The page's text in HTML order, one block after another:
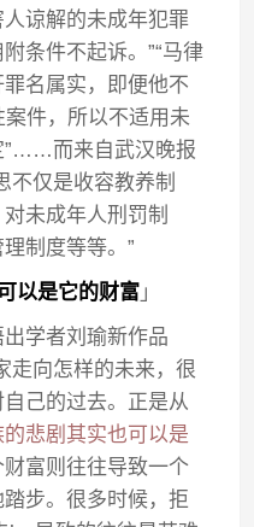
谅解的未成年犯罪
条件不起诉。”“马律
名属实，即便他不
件，所以不适用未
”……而来自武汉晚报
不仅是收容教养制
未成年人刑罚制
制度等等。”
以是它的财富 」
学者刘瑜新作品
走向怎样的未来，很
己的过去。正是从
悲剧其实也可以是
富则往往导致一个
步。很多时候，拒